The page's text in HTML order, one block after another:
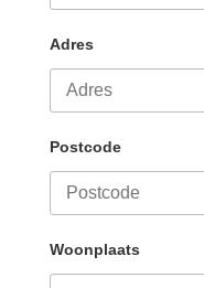
Adres
Postcode
Woonplaats